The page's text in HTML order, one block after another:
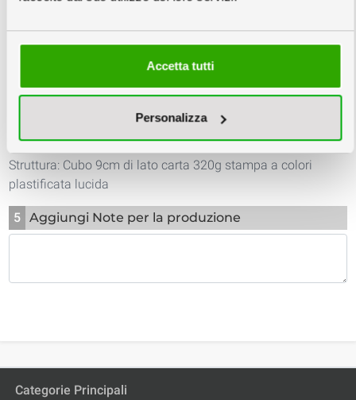
Accetta tutti
Personalizza
3 Scarica Template e Schede Tecniche
Cubi Cartoncino 9
Struttura: Cubo 9cm di lato carta 320g stampa a colori
plastificata lucida
5 Aggiungi Note per la produzione
Categorie Principali